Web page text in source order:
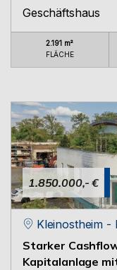
Geschäftshaus
2.191 m²
FLÄCHE
1.850.000,- €
Kleinostheim -
Starker
Kapitalanlage